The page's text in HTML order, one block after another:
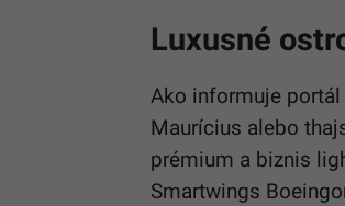
Luxusné
Ako informuje portál
Maurícius alebo
prémium a biznis
Smartwings